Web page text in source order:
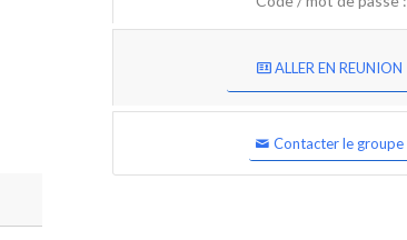
ALLER EN REUNION
Contacter le groupe